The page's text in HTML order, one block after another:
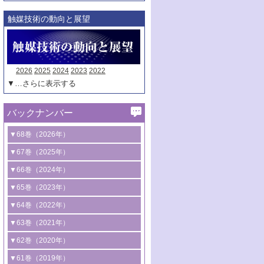
触媒技術の動向と展望
2026 2025 2024 2023 2022
▼…さらに表示する
バックナンバー
▼68巻（2026年）
1号 過酸化水素合成に関する研究動向
2号 コンピューター技術により加速する
触媒開発
3号 有機分子変換やCO 資源化のための
光触媒に関する最近の研究
B号 第137回触媒討論会（2026年）
▼67巻（2025年）
1号 CO
水素化によるグリーン燃料/グリ
ーンケミカル製造
2号 水素製造のための水分解技術に関す
る最近の研究
3号 オレフィン系樹脂の精密合成に関す
る最新技術
4号 アルコール類の効率的変換を実現す
▼66巻（2024年）
1号 低次元ナノ構造を有する触媒材料
2号 規制反応場を活用した固体触媒研究
の新展開
3号 未踏分子変換を目指した酸化触媒プ
ロセスの最前線
4号 シンクロトロン放射光および中性子
▼65巻（2023年）
1号 炭素が関わる触媒機能
2号 プラスチックケミカルリサイクルの
ための触媒技術
3号 非酸化物系金属化合物を基盤とした
▼64巻（2022年）
1号 合成ガス製造とCOを用いるケミカル
ズ合成の最新動向
2号 化学品合成のための合金触媒開発
▼63巻（2021年）
1号 金触媒の新展開
2号 ペロブスカイト
▼62巻（2020年）
1号 触媒設計を拓く欠陥構造のキャラク
▼61巻（2019年）